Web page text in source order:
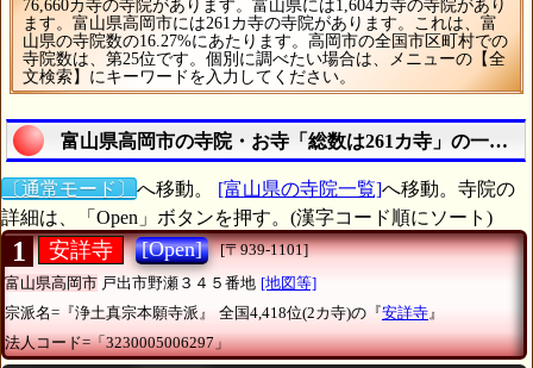
76,660カ寺の寺院があります。富山県には1,604カ寺の寺院があり
ます。富山県高岡市には261カ寺の寺院があります。これは、富
山県の寺院数の16.27%にあたります。高岡市の全国市区町村での
寺院数は、第25位です。個別に調べたい場合は、メニューの【全
文検索】にキーワードを入力してください。
富山県高岡市の寺院・お寺「総数は261カ寺」の一覧表
〔通常モード〕 へ移動。 [富山県の寺院一覧]へ移動。寺院の
詳細は、「Open」ボタンを押す。(漢字コード順にソート)
1 安詳寺 [Open]
[〒939-1101]
富山県高岡市 戸出市野瀬３４５番地 [地図等]
宗派名=『浄土真宗本願寺派』
全国4,418位(2カ寺)の『安詳寺 』
法人コード=「3230005006297」